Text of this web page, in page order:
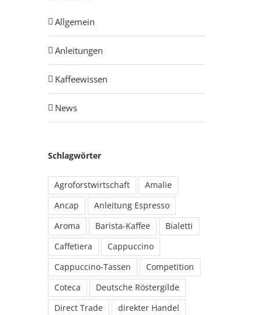
Allgemein
Anleitungen
Kaffeewissen
News
Schlagwörter
Agroforstwirtschaft
Amalie
Ancap
Anleitung Espresso
Aroma
Barista-Kaffee
Bialetti
Caffetiera
Cappuccino
Cappuccino-Tassen
Competition
Coteca
Deutsche Röstergilde
Direct Trade
direkter Handel